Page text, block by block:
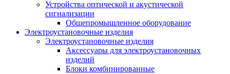
Устройства оптической и акустической
сигнализации
Общепромышленное оборудование
Электроустановочные изделия
Электроустановочные изделия
Аксессуары для электроустановочных
изделий
Блоки комбинированные